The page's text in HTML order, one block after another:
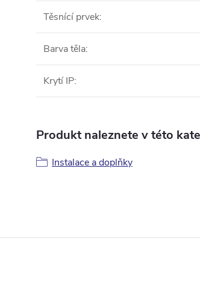
Těsnící prvek:
Barva těla:
Krytí IP:
Produkt naleznete v této
Instalace a doplňky